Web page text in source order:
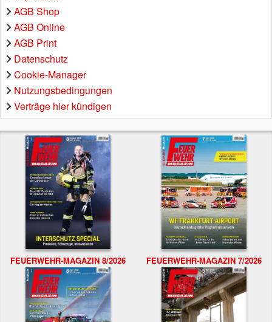
AGB Shop
AGB Online
AGB Print
Datenschutz
Cookie-Manager
Nutzungsbedingungen
Verträge hier kündigen
FEUERWEHR-MAGAZIN 8/2026 FEUERWEHR-MAGAZIN 7/2026